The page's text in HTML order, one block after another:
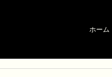
ホーム